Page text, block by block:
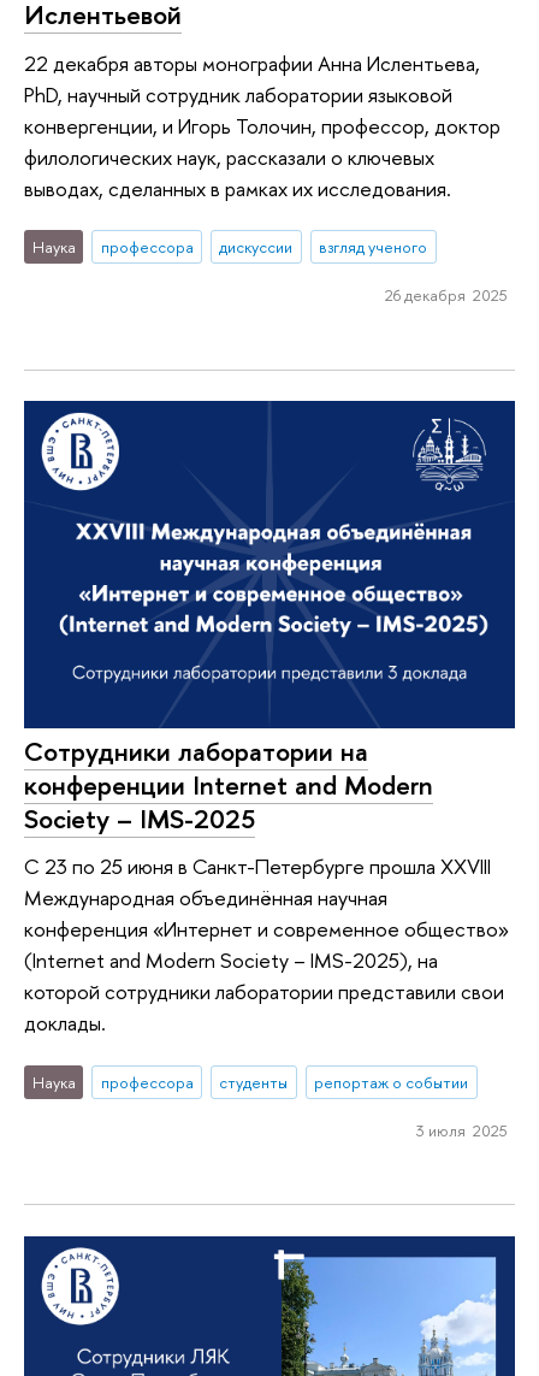
Ислентьевой
22 декабря авторы монографии Анна Ислентьева,
PhD, научный сотрудник лаборатории языковой
конвергенции, и Игорь Толочин, профессор, доктор
филологических наук, рассказали о ключевых
выводах, сделанных в рамках их исследования.
Наука профессора дискуссии взгляд ученого
26 декабря 2025
Сотрудники лаборатории на
конференции Internet and Modern
Society – IMS-2025
С 23 по 25 июня в Санкт-Петербурге прошла XXVIII
Международная объединённая научная
конференция «Интернет и современное общество»
(Internet and Modern Society – IMS-2025), на
которой сотрудники лаборатории представили свои
доклады.
Наука профессора студенты репортаж о событии
3 июля 2025